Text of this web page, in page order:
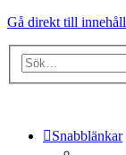
Gå direkt till innehåll
Snabblänkar